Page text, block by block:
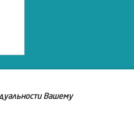
Вашему